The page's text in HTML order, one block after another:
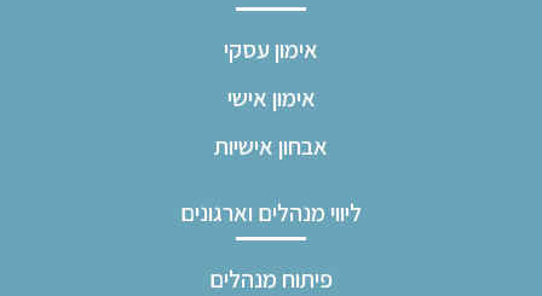
אימון עסקי
אימון אישי
אבחון אישיות
ליווי מנהלים וארגונים
פיתוח מנהלים